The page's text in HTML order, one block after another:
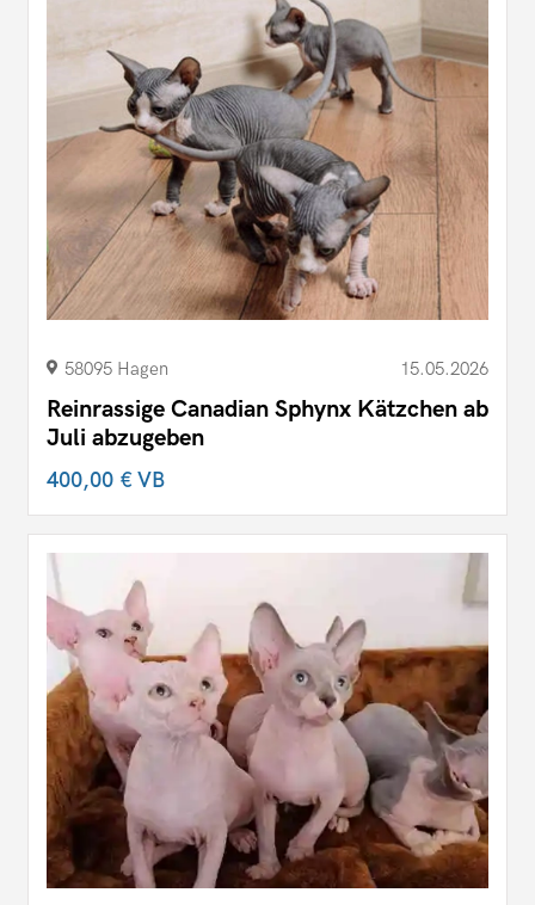
58095 Hagen 15.05.2026
Reinrassige Canadian Sphynx Kätzchen ab
Juli abzugeben
400,00 €VB